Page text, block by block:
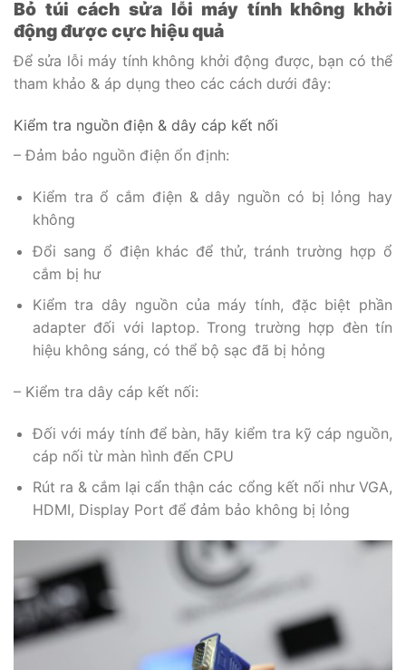
Bỏ túi cách sửa lỗi máy tính không khởi
động được cực hiệu quả
Để sửa lỗi máy tính không khởi động được, bạn có thể
tham khảo & áp dụng theo các cách dưới đây:
Kiểm tra nguồn điện & dây cáp kết nối
– Đảm bảo nguồn điện ổn định:
Kiểm tra ổ cắm điện & dây nguồn có bị lỏng hay
không
Đổi sang ổ điện khác để thử, tránh trường hợp ổ
cắm bị hư
Kiểm tra dây nguồn của máy tính, đặc biệt phần
adapter đối với laptop. Trong trường hợp đèn tín
hiệu không sáng, có thể bộ sạc đã bị hỏng
– Kiểm tra dây cáp kết nối:
Đối với máy tính để bàn, hãy kiểm tra kỹ cáp nguồn,
cáp nối từ màn hình đến CPU
Rút ra & cắm lại cẩn thận các cổng kết nối như VGA,
HDMI, Display Port để đảm bảo không bị lỏng